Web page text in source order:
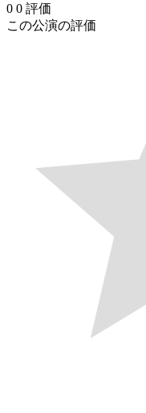
0 0 評価
この公演の評価